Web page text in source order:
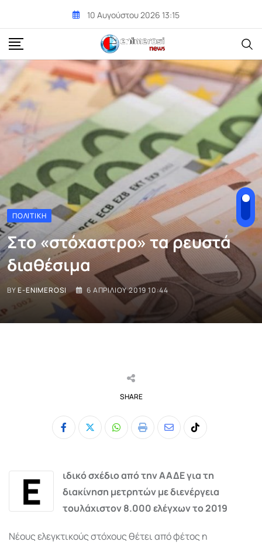
content
10 Αυγούστου 2026 13:15
ΠΟΛΙΤΙΚΉ
Στο «στόχαστρο» τα ρευστά
διαθέσιμα
BYE-ENIMEROSI 6 ΑΠΡΙΛΊΟΥ 2019 10:44
SHARE
Whatsapp
Print
ShareTiktok
Ε
ιδικό σχέδιο από την ΑΑΔΕ για τη
διακίνηση μετρητών με διενέργεια
τουλάχιστον 8.000 ελέγχων το 2019
Νέους ελεγκτικούς στόχους θέτει από φέτος η